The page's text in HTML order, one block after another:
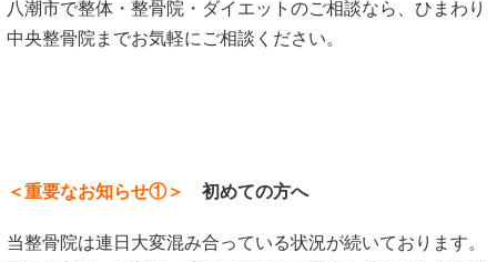
八潮市で整体・整骨院・ダイエットのご相談なら、ひまわり
中央整骨院までお気軽にご相談ください。
＜重要なお知らせ①＞ 初めての方へ
当整骨院は連日大変混み合っている状況が続いております。